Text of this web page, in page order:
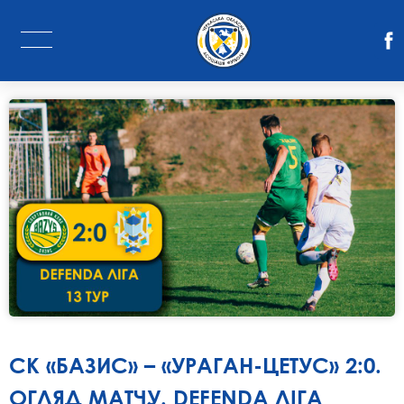
СК «БАЗИС» – «УРАГАН-ЦЕТУС» 2:0.
ОГЛЯД МАТЧУ. DEFENDA ЛІГА